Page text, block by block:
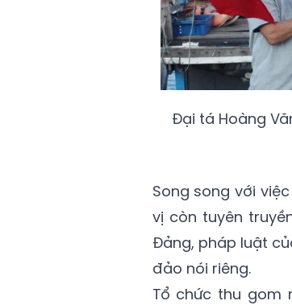
Đại tá Hoàng
Song song với
vị còn tuyên
Đảng, pháp luật
đảo nói riêng.
Tổ chức thu gom